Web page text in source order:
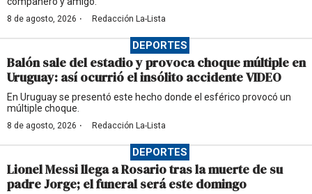
8 de agosto, 2026 · Redacción La-Lista
DEPORTES
Balón sale del estadio y provoca choque múltiple en
Uruguay: así ocurrió el insólito accidente VIDEO
En Uruguay se presentó este hecho donde el esférico provocó un
múltiple choque.
8 de agosto, 2026 · Redacción La-Lista
DEPORTES
Lionel Messi llega a Rosario tras la muerte de su
padre Jorge; el funeral será este domingo